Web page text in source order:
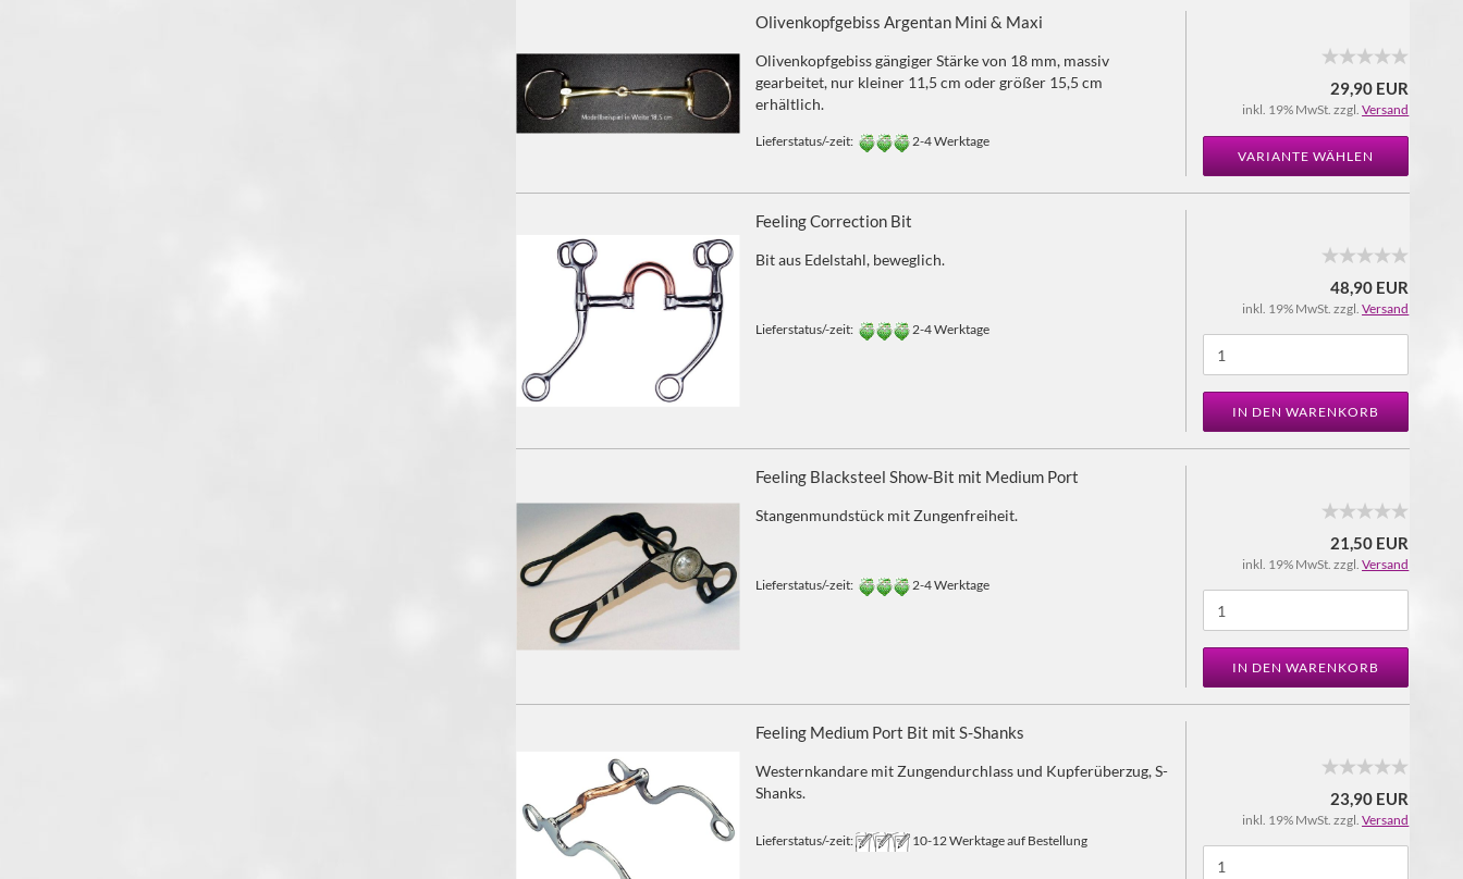
Olivenkopfgebiss Argentan Mini & Maxi
Olivenkopfgebiss gängiger Stärke von 18 mm, massiv
gearbeitet, nur kleiner 11,5 cm oder größer 15,5 cm
erhältlich.
Lieferstatus/-zeit: 2-4 Werktage
29,90 EUR
inkl. 19% MwSt. zzgl.Versand
VARIANTE WÄHLEN
Feeling Correction Bit
Bit aus Edelstahl, beweglich.
Lieferstatus/-zeit: 2-4 Werktage
48,90 EUR
inkl. 19% MwSt. zzgl.Versand
IN DEN WARENKORB
Feeling Blacksteel Show-Bit mit Medium Port
Stangenmundstück mit Zungenfreiheit.
Lieferstatus/-zeit: 2-4 Werktage
21,50 EUR
inkl. 19% MwSt. zzgl.Versand
IN DEN WARENKORB
Feeling Medium Port Bit mit S-Shanks
Westernkandare mit Zungendurchlass und Kupferüberzug, S-
Shanks.
Lieferstatus/-zeit: 10-12 Werktage auf Bestellung
23,90 EUR
inkl. 19% MwSt. zzgl.Versand